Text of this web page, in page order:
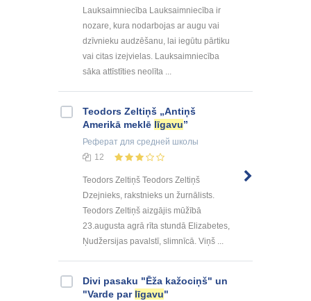
Lauksaimniecība Lauksaimniecība ir
nozare, kura nodarbojas ar augu vai
dzīvnieku audzēšanu, lai iegūtu pārtiku
vai citas izejvielas. Lauksaimniecība
sāka attīstīties neolīta ...
Teodors Zeltiņš „Antiņš
Amerikā meklē līgavu”
Реферат для средней школы
12
Teodors Zeltiņš Teodors Zeltiņš
Dzejnieks, rakstnieks un žurnālists.
Teodors Zeltiņš aizgājis mūžībā
23.augusta agrā rīta stundā Elizabetes,
Ņudžersijas pavalstī, slimnīcā. Viņš ...
Divi pasaku "Ēža kažociņš" un
"Varde par līgavu"